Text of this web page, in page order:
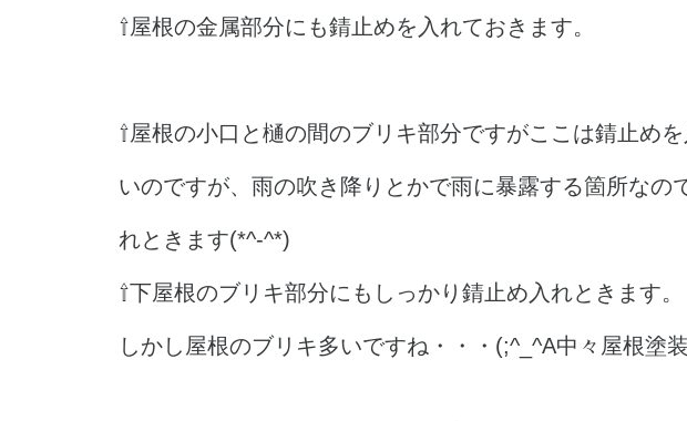
⇧屋根の金属部分にも錆止めを入れておきます。
⇧屋根の小口と樋の間のブリキ部分ですがここは錆止め
いのですが、雨の吹き降りとかで雨に暴露する箇所なの
れときます(*^-^*)
⇧下屋根のブリキ部分にもしっかり錆止め入れときます。
しかし屋根のブリキ多いですね・・・(;^_^A中々屋根塗